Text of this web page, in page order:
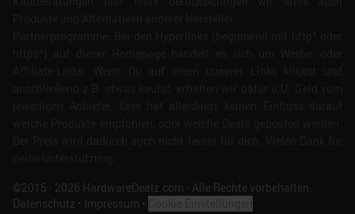
©2015 - 2026 HardwareDealz.com - Alle Rechte vorbehalten.
Datenschutz • Impressum •